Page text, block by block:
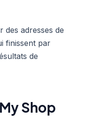
des adresses de
finissent par
de
Shop